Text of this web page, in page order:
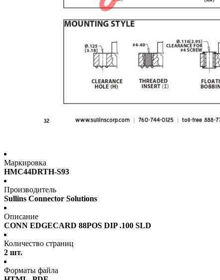
Маркировка
HMC44DRTH-S93
Производитель
Sullins Connector Solutions
Описание
CONN EDGECARD 88POS DIP .100 SLD
Количество страниц
2 шт.
Форматы файла